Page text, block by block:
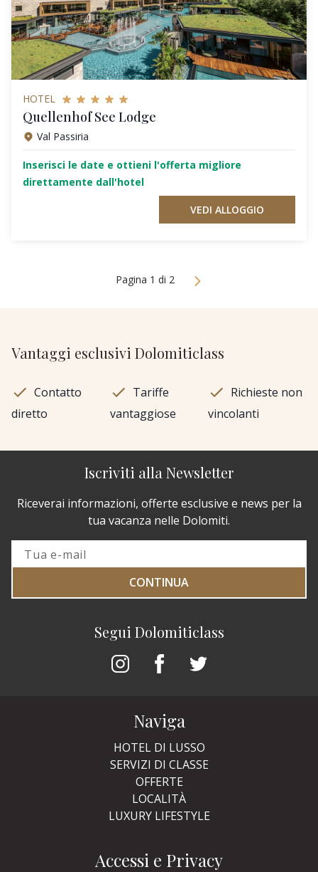
HOTEL
Quellenhof See Lodge
Val Passiria
Inserisci le date e ottieni l'offerta migliore
direttamente dall'hotel
VEDI ALLOGGIO
Pagina 1 di 2
Vantaggi esclusivi Dolomiticlass
Contatto
diretto
Tariffe
vantaggiose
Richieste non
vincolanti
Segui Dolomiticlass
Iscriviti alla Newsletter
Riceverai informazioni, offerte esclusive e news per la
tua vacanza nelle Dolomiti.
CONTINUA
Naviga
HOTEL DI LUSSO
SERVIZI DI CLASSE
OFFERTE
LOCALITÀ
LUXURY LIFESTYLE
Accessi e Privacy